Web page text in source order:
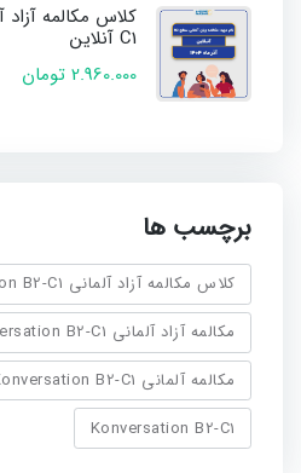
C1 آنلاین
2.960.000 تومان
برچسب ها
کلاس مکالمه آزاد آلمانی Konversation B2-C1
مکالمه آزاد آلمانی Konversation B2-C1
مکالمه آلمانی Konversation B2-C1
Konversation B2-C1